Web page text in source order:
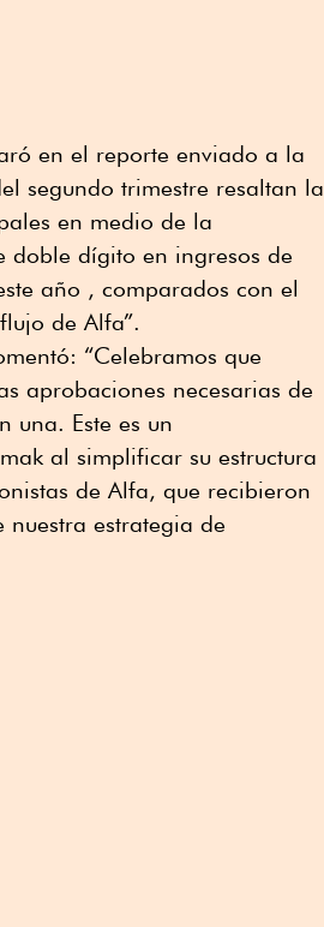
en el reporte enviado a la
segundo trimestre resaltan la
en medio de la
doble dígito en ingresos de
año , comparados con el
de Alfa”.
“Celebramos que
aprobaciones necesarias de
una. Este es un
al simplificar su estructura
de Alfa, que recibieron
estrategia de